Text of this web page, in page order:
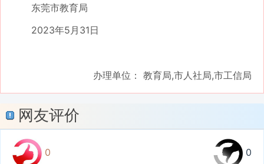
东莞市教育局
2023年5月31日
办理单位： 教育局,市人社局,市工信局
网友评价
0 0